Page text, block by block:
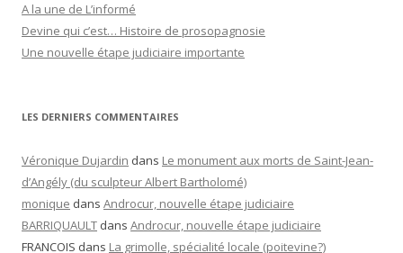
A la une de L’informé
Devine qui c’est… Histoire de prosopagnosie
Une nouvelle étape judiciaire importante
LES DERNIERS COMMENTAIRES
Véronique Dujardin dans Le monument aux morts de Saint-Jean-
d’Angély (du sculpteur Albert Bartholomé)
monique dans Androcur, nouvelle étape judiciaire
BARRIQUAULT dans Androcur, nouvelle étape judiciaire
FRANCOIS dans La grimolle, spécialité locale (poitevine?)